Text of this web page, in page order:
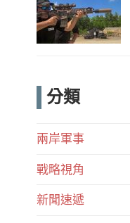
分類
兩岸軍事
戰略視角
新聞速遞